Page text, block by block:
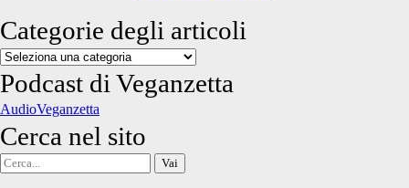
Categorie degli articoli
Categorie
degli
articoli
Podcast di Veganzetta
AudioVeganzetta
Cerca nel sito
Cerca